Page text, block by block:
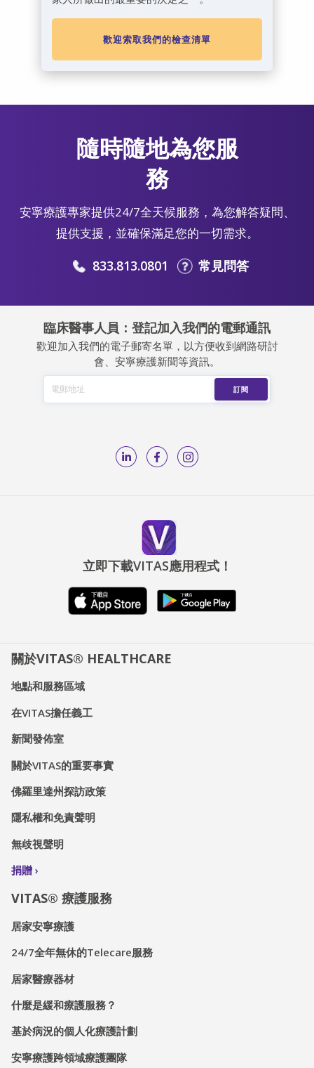
歡迎索取我們的檢查清單
隨時隨地為您服
務
安寧療護專家提供24/7全天候服務，為您解答疑問、
提供支援，並確保滿足您的一切需求。
833.813.0801 常見問答
臨床醫事人員：登記加入我們的電郵通訊
歡迎加入我們的電子郵寄名單，以方便收到網路研討
會、安寧療護新聞等資訊。
立即下載VITAS應用程式！
關於VITAS® HEALTHCARE
地點和服務區域
在VITAS擔任義工
新聞發佈室
關於VITAS的重要事實
佛羅里達州探訪政策
隱私權和免責聲明
無歧視聲明
捐贈
VITAS® 療護服務
居家安寧療護
24/7全年無休的Telecare服務
居家醫療器材
什麼是緩和療護服務？
基於病況的個人化療護計劃
安寧療護跨領域療護團隊